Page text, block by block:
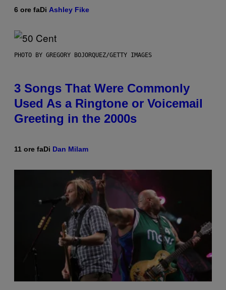
6 ore faDi Ashley Fike
PHOTO BY GREGORY BOJORQUEZ/GETTY IMAGES
3 Songs That Were Commonly
Used As a Ringtone or Voicemail
Greeting in the 2000s
11 ore faDi Dan Milam